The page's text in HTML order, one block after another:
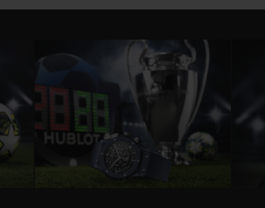
schweben. Unter dem bei 3 Uhr
angebrachten Zähler für die laufenden
Sekunden wird das Design mit dem
Sternmotiv des UEFA Champions League-
Logos abgerundet.